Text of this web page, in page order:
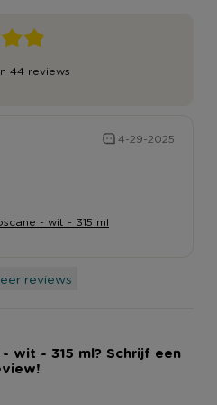
44 reviews
4-29-2025
- wit - 315 ml
reviews
wit - 315 ml? Schrijf een